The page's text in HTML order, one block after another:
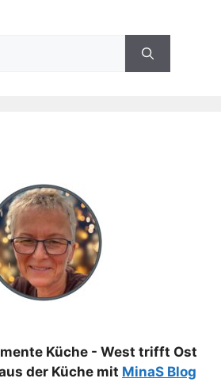
Küche - West trifft Ost
der Küche mit MinaS Blog